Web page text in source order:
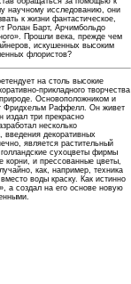
научному исследованию, они
к жизни фантастическое,
Ролан Барт, Арчимбольдо
Прошли века, прежде чем
искушенных высоким
флористов?
на столь высокие
прикладного творчества
Основоположником и
Фридхельм Раффелл. Он живет
издал три прекрасно
несколько
введения декоративных
является растительный
сухоцветы фирмы
корни, и прессованные цветы,
как, например, техника
воды краску. Как истинно
а создал на его основе новую